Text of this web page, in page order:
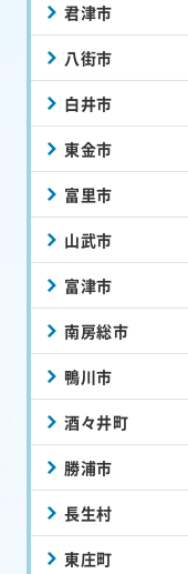
君津市
八街市
白井市
東金市
富里市
山武市
富津市
南房総市
鴨川市
酒々井町
勝浦市
長生村
東庄町